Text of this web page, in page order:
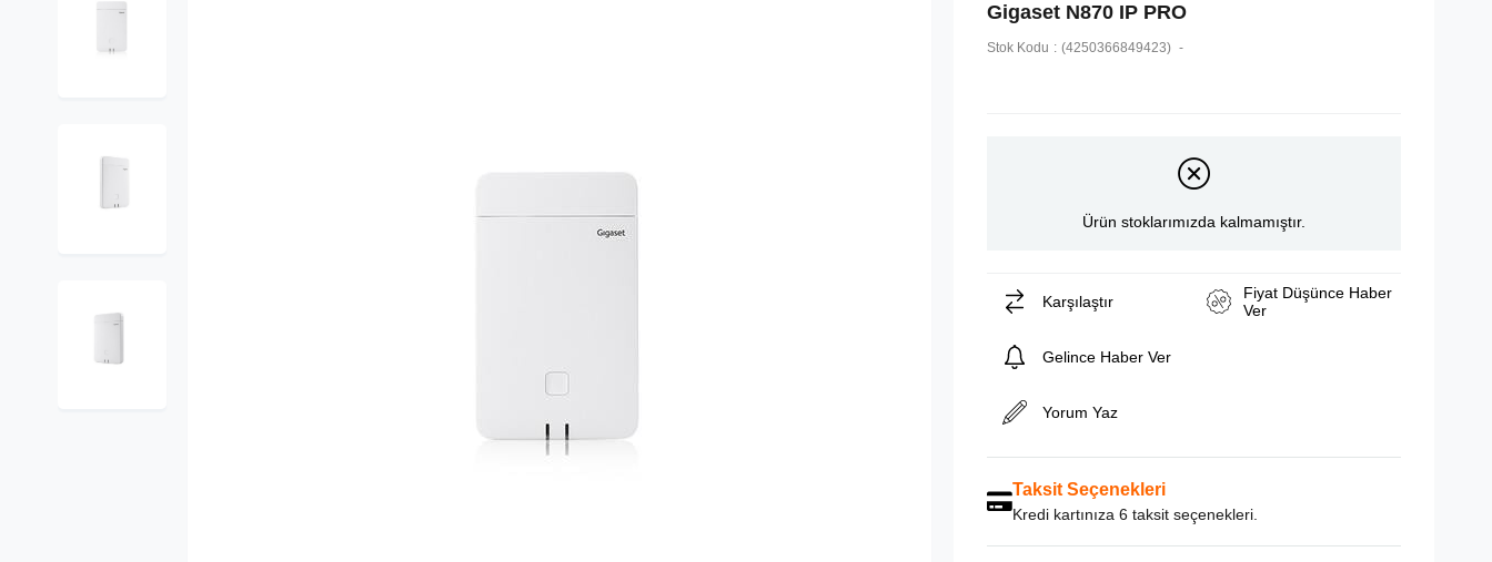
Gigaset N870 IP PRO
Stok Kodu (4250366849423)
Ürün stoklarımızda kalmamıştır.
Karşılaştır
Fiyat Düşünce Haber
Ver
Gelince Haber Ver
Yorum Yaz
Taksit Seçenekleri
Kredi kartınıza 6 taksit seçenekleri.